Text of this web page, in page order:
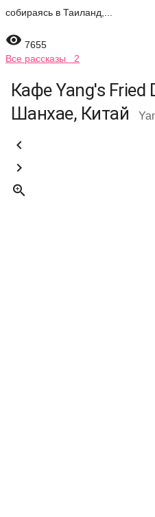
собираясь в Таиланд,...
 7655
Все рассказы 2
Кафе Yang's Fried
Шанхае, Китай


